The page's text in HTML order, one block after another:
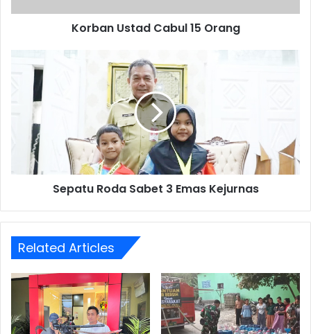
Korban Ustad Cabul 15 Orang
Sabet
Emas
Kejurnas
Sepatu Roda Sabet 3 Emas Kejurnas
Related Articles